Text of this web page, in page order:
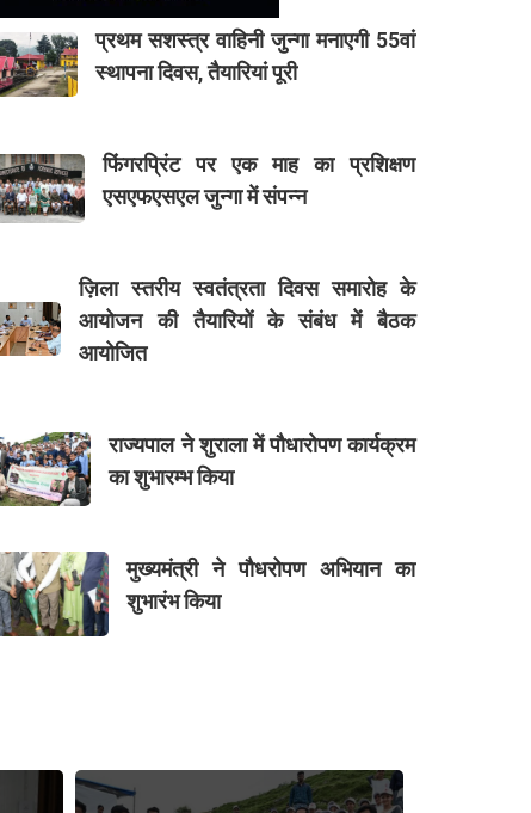
प्रथम सशस्त्र वाहिनी जुन्गा मनाएगी 55वां
स्थापना दिवस, तैयारियां पूरी
फिंगरप्रिंट पर एक माह का प्रशिक्षण
एसएफएसएल जुन्गा में संपन्न
ज़िला स्तरीय स्वतंत्रता दिवस समारोह के
आयोजन की तैयारियों के संबंध में बैठक
आयोजित
राज्यपाल ने शुराला में पौधारोपण कार्यक्रम
का शुभारम्भ किया
मुख्यमंत्री ने पौधरोपण अभियान का
शुभारंभ किया